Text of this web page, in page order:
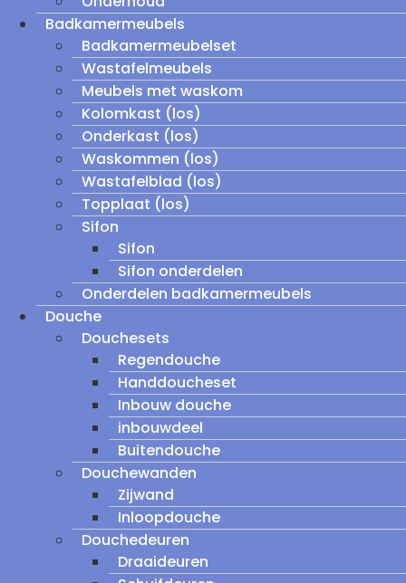
Badkamermeubels
Badkamermeubelset
Wastafelmeubels
Meubels met waskom
Kolomkast (los)
Onderkast (los)
Waskommen (los)
Wastafelblad (los)
Topplaat (los)
Sifon
Sifon
Sifon onderdelen
Onderdelen badkamermeubels
Douche
Douchesets
Regendouche
Handdoucheset
Inbouw douche
inbouwdeel
Buitendouche
Douchewanden
Zijwand
Inloopdouche
Douchedeuren
Draaideuren